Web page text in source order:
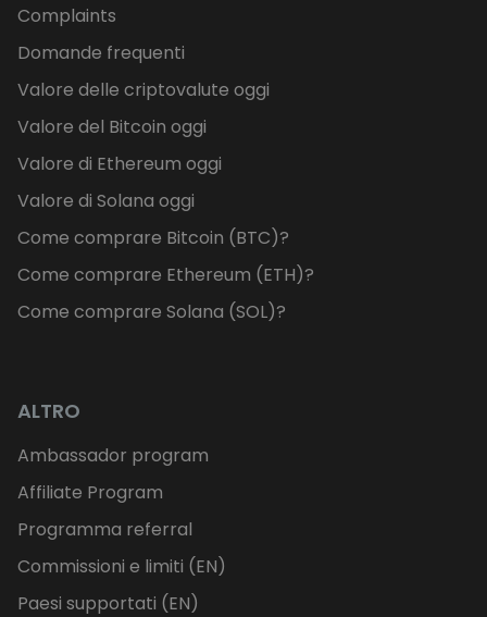
Complaints
Domande frequenti
Valore delle criptovalute oggi
Valore del Bitcoin oggi
Valore di Ethereum oggi
Valore di Solana oggi
Come comprare Bitcoin (BTC)?
Come comprare Ethereum (ETH)?
Come comprare Solana (SOL)?
ALTRO
Ambassador program
Affiliate Program
Programma referral
Commissioni e limiti (EN)
Paesi supportati (EN)